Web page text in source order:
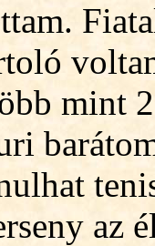
mint
az